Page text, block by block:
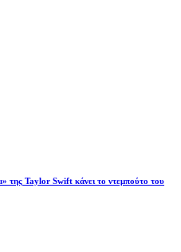
της Taylor Swift κάνει το ντεμπούτο του